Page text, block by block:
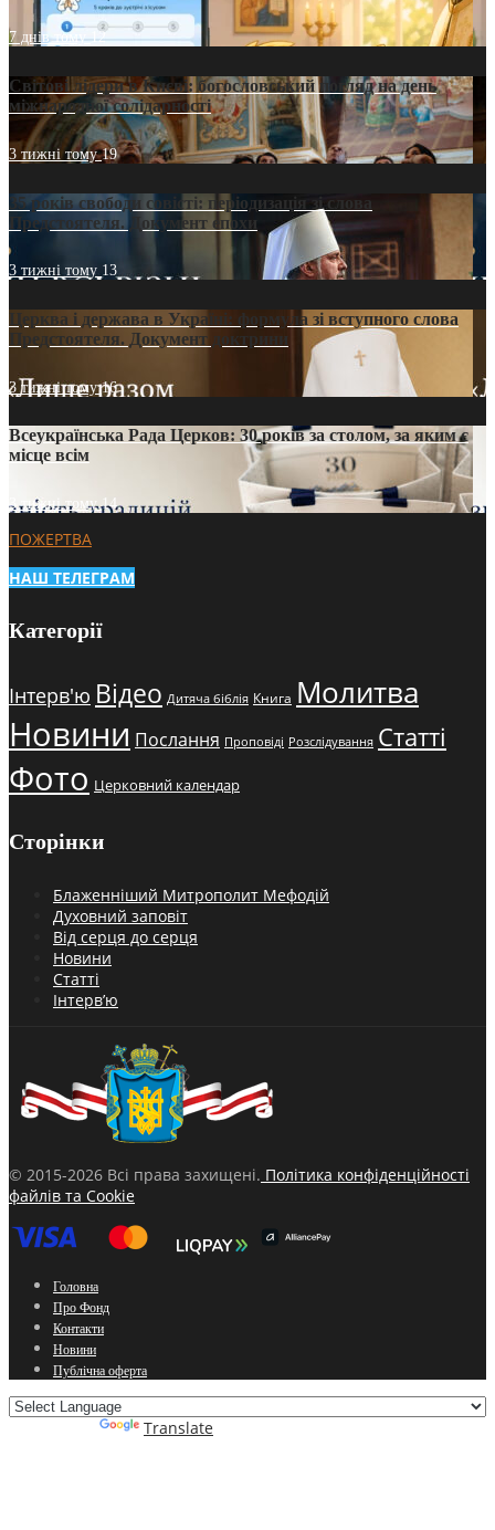
7 днів тому12
Світові лідери в Києві: богословський погляд на день
міжнародної солідарності
3 тижні тому19
35 років свободи совісті: періодизація зі слова
Предстоятеля. Документ епохи
3 тижні тому 13
Церква і держава в Україні: формула зі вступного слова
Предстоятеля. Документ доктрини
3 тижні тому16
Всеукраїнська Рада Церков: 30 років за столом, за яким є
місце всім
3 тижні тому14
ПОЖЕРТВА
НАШ ТЕЛЕГРАМ
Категорії
Інтерв'ю Відео Дитяча біблія Книга Молитва
Новини Послання Проповіді Розслідування Статті
Фото Церковний календар
Сторінки
Блаженніший Митрополит Мефодій
Духовний заповіт
Від серця до серця
Новини
Статті
Інтерв’ю
© 2015-2026 Всі права захищені. Політика конфіденційності
файлів та Cookie
Головна
Про Фонд
Контакти
Новини
Публічна оферта
Translate